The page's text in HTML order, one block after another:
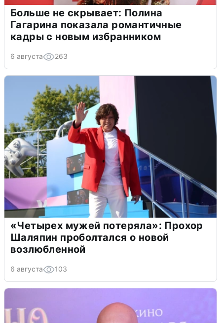
Больше не скрывает: Полина
Гагарина показала романтичные
кадры с новым избранником
6 августа 263
«Четырех мужей потеряла»: Прохор
Шаляпин проболтался о новой
возлюбленной
6 августа 103